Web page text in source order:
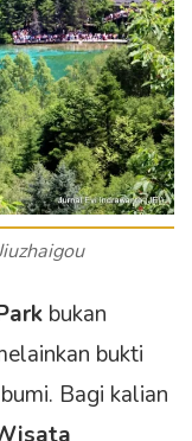
bukan
bukti
Bagi kalian